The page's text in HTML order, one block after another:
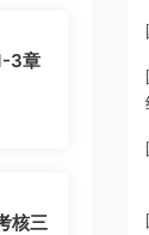
3章
核三